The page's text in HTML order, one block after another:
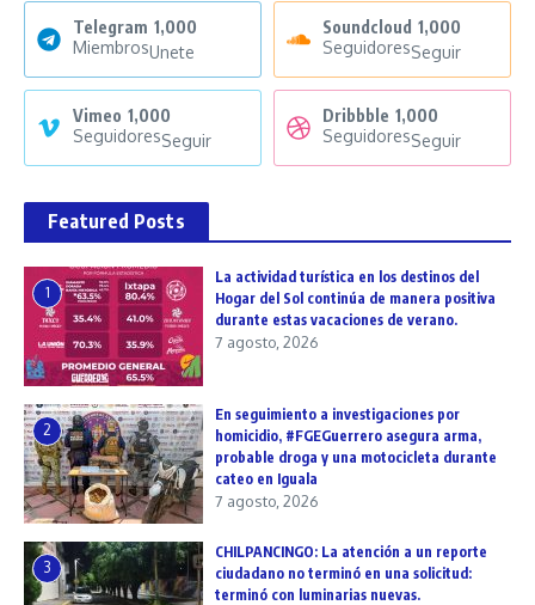
Telegram 1,000
MiembrosUnete
Soundcloud 1,000
SeguidoresSeguir
Vimeo 1,000
SeguidoresSeguir
Dribbble 1,000
SeguidoresSeguir
Featured Posts
1
La actividad turística en los destinos del
Hogar del Sol continúa de manera positiva
durante estas vacaciones de verano.
7 agosto, 2026
2
En seguimiento a investigaciones por
homicidio, #FGEGuerrero asegura arma,
probable droga y una motocicleta durante
cateo en Iguala
7 agosto, 2026
3
CHILPANCINGO: La atención a un reporte
ciudadano no terminó en una solicitud:
terminó con luminarias nuevas.